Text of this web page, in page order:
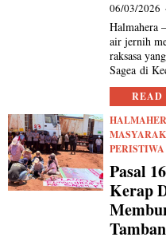
06/03/2026
Halmahera
air jernih
raksasa
Sagea di
READ
PERISTIWA
Pasal
Kerap